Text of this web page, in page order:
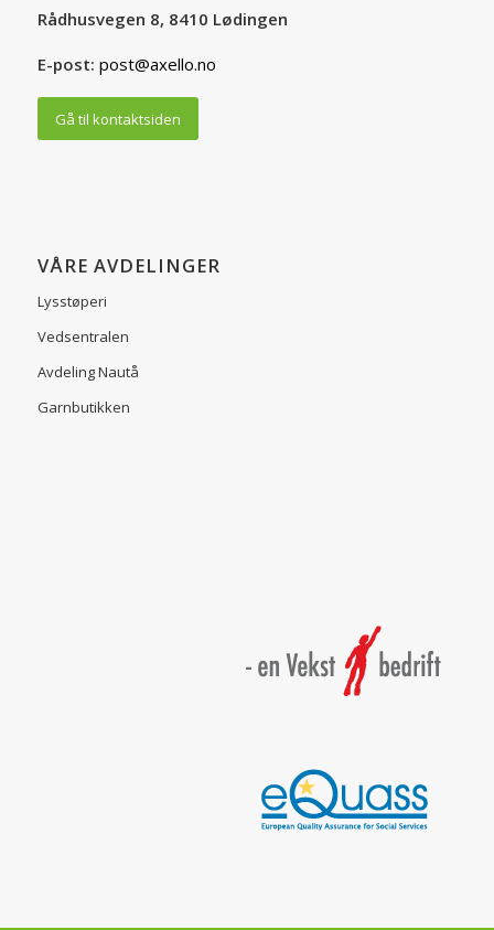
Rådhusvegen 8, 8410 Lødingen
E-post: post@axello.no
Gå til kontaktsiden
VÅRE AVDELINGER
Lysstøperi
Vedsentralen
Avdeling Nautå
Garnbutikken